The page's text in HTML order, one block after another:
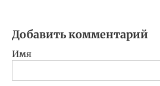
Добавить комментарий
Имя